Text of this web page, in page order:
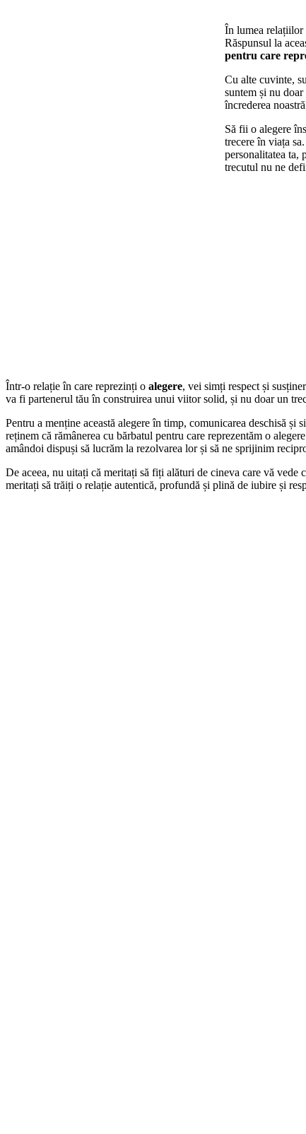
În lumea relațiilor
Răspunsul la
pentru care
Cu alte cuvinte,
suntem și nu
încrederea
Să fii o alegere
trecere în viața
personalitatea ta,
trecutul nu ne
Într-o relație în care reprezinți o alegere, vei simți respect și
va fi partenerul tău în construirea unui viitor solid, și nu doar un
Pentru a menține această alegere în timp, comunicarea deschisă și
reținem că rămânerea cu bărbatul pentru care reprezentăm o
amândoi dispuși să lucrăm la rezolvarea lor și să ne sprijinim
De aceea, nu uitați că meritați să fiți alături de cineva care vă vede
meritați să trăiți o relație autentică, profundă și plină de iubire și